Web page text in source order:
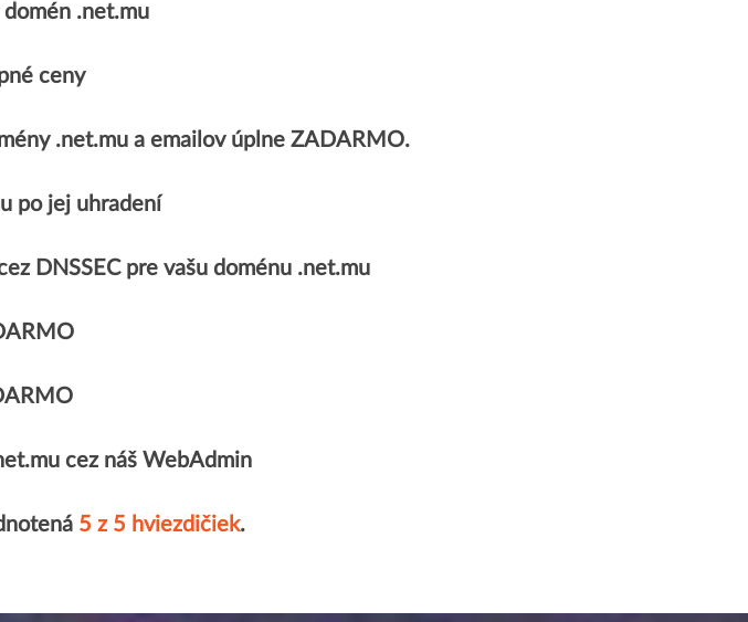
.net.mu
ceny
.net.mu a emailov úplne ZADARMO.
po jej uhradení
DNSSEC pre vašu doménu .net.mu
cez náš WebAdmin
5 z 5 hviezdičiek.